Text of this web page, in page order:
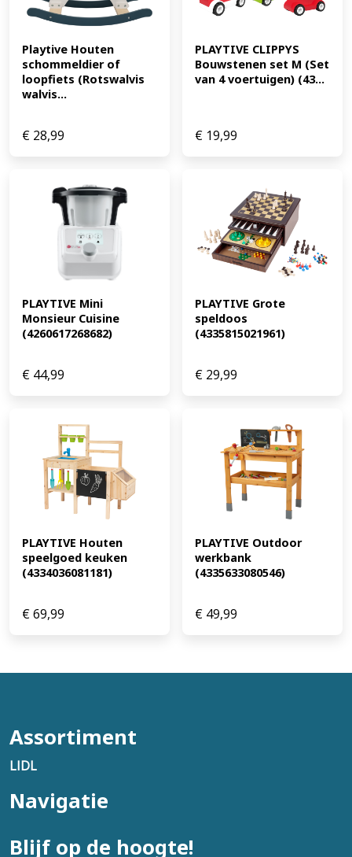
Playtive Houten
schommeldier of
loopfiets (Rotswalvis
walvis...
€ 28,99
PLAYTIVE CLIPPYS
Bouwstenen set M (Set
van 4 voertuigen) (43...
€ 19,99
PLAYTIVE Mini
Monsieur Cuisine
(4260617268682)
€ 44,99
PLAYTIVE Grote
speldoos
(4335815021961)
€ 29,99
PLAYTIVE Houten
speelgoed keuken
(4334036081181)
€69,99
PLAYTIVE Outdoor
werkbank
(4335633080546)
€ 49,99
Assortiment
LIDL
Navigatie
Blijf op de hoogte!